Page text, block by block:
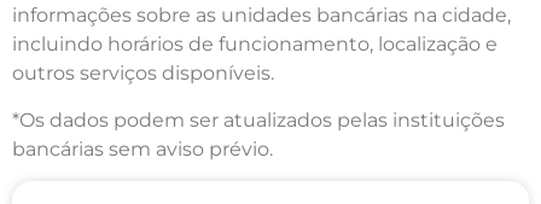
informações sobre as unidades bancárias na cidade,
incluindo horários de funcionamento, localização e
outros serviços disponíveis.
*Os dados podem ser atualizados pelas instituições
bancárias sem aviso prévio.